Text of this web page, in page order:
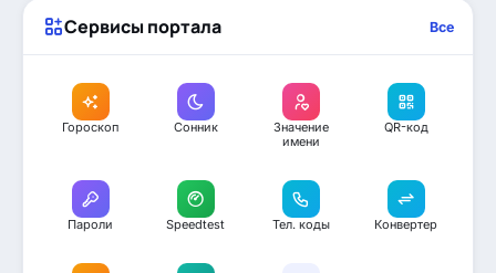
Сервисы портала Все
Гороскоп Сонник
Значение
имени
QR-код
Пароли Speedtest Тел. коды Конвертер